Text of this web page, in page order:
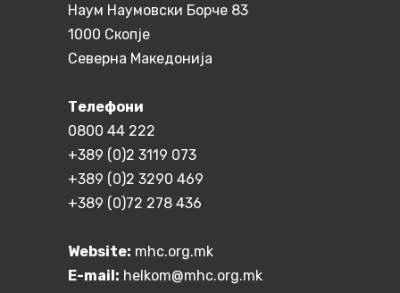
Наум Наумовски Борче 83
1000 Скопје
Северна Македонија
Телефони
0800 44 222
+389 (0)2 3119 073
+389 (0)2 3290 469
+389 (0)72 278 436
Website: mhc.org.mk
E-mail: helkom@mhc.org.mk